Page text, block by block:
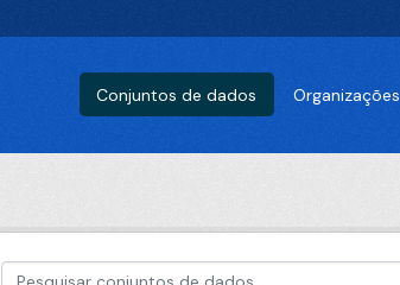
Conjuntos de dados Organizações